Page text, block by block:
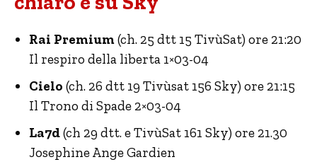
Rai Premium(ch. 25 dtt 15 TivùSat) ore 21:20
Il respiro della liberta 1×03-04
Cielo (ch. 26 dtt 19 Tivùsat 156 Sky) ore 21:15
Il Trono di Spade 2×03-04
La7d(ch 29 dtt. e TivùSat 161 Sky) ore 21.30
Josephine Ange Gardien